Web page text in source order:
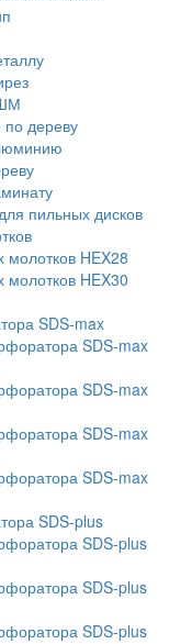
дереву
пильных дисков
HEX28
HEX30
SDS-max
SDS-max
SDS-max
SDS-max
SDS-max
SDS-plus
SDS-plus
SDS-plus
SDS-plus